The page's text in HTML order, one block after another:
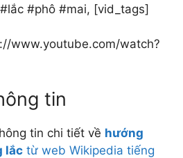
#phô #mai, [vid_tags]
www.youtube.com/watch?
tin
tin chi tiết về hướng
lắc từ web Wikipedia tiếng